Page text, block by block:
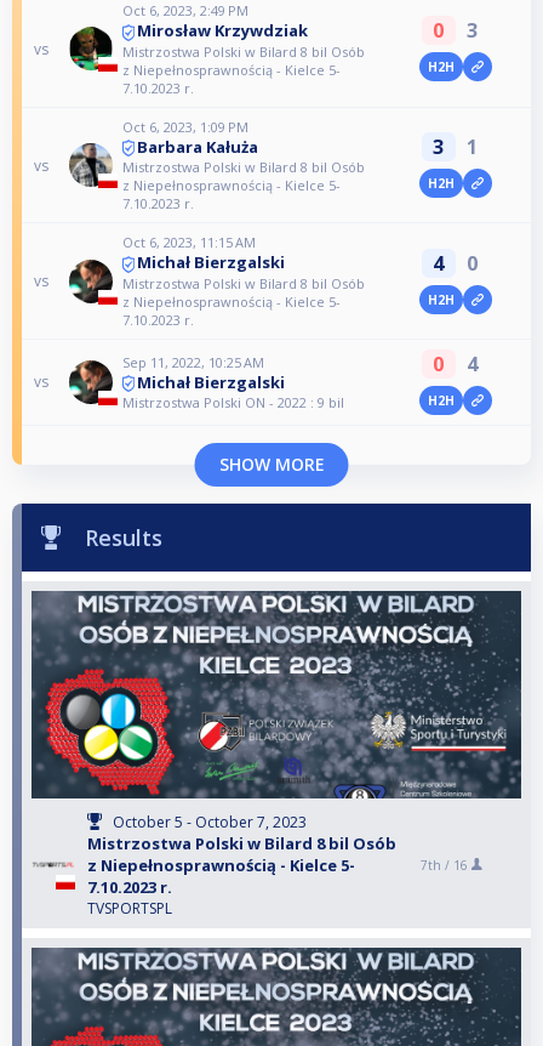
vs
Oct 6, 2023, 2:49 PM
Mirosław Krzywdziak
Mistrzostwa Polski w Bilard 8 bil Osób
z Niepełnosprawnością - Kielce 5-
7.10.2023 r.
0 3
H2H
vs
Oct 6, 2023, 1:09 PM
Barbara Kałuża
Mistrzostwa Polski w Bilard 8 bil Osób
z Niepełnosprawnością - Kielce 5-
7.10.2023 r.
3 1
H2H
vs
Oct 6, 2023, 11:15 AM
Michał Bierzgalski
Mistrzostwa Polski w Bilard 8 bil Osób
z Niepełnosprawnością - Kielce 5-
7.10.2023 r.
4 0
H2H
vs
Sep 11, 2022, 10:25 AM
Michał Bierzgalski
Mistrzostwa Polski ON - 2022 : 9 bil
0 4
H2H
SHOW MORE
Results
October 5 - October 7, 2023
Mistrzostwa Polski w Bilard 8 bil Osób
z Niepełnosprawnością - Kielce 5-
7.10.2023 r.
TVSPORTSPL
7th / 16